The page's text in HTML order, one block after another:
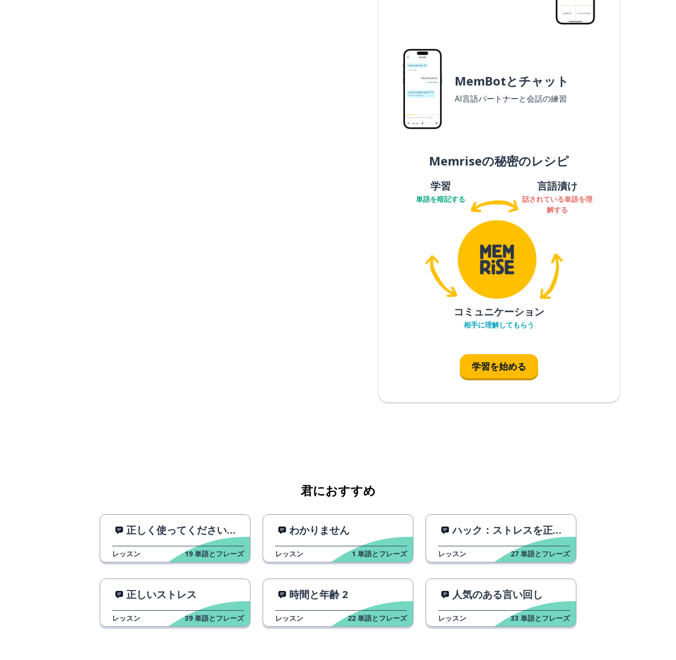
MemBotとチャット
AI言語パートナーと会話の練習
Memriseの秘密のレシピ
学習
単語を暗記する
言語漬け
話されている単語を理
解する
コミュニケーション
相手に理解してもらう
学習を始める
君におすすめ
正しく使ってください：そこに行く
レッスン 19 単語とフレーズ
わかりません
レッスン 1 単語とフレーズ
ハック：ストレスを正しく利用する
レッスン 27 単語とフレーズ
正しいストレス
レッスン 39 単語とフレーズ
時間と年齢 2
レッスン 22 単語とフレーズ
人気のある言い回し
レッスン 33 単語とフレーズ